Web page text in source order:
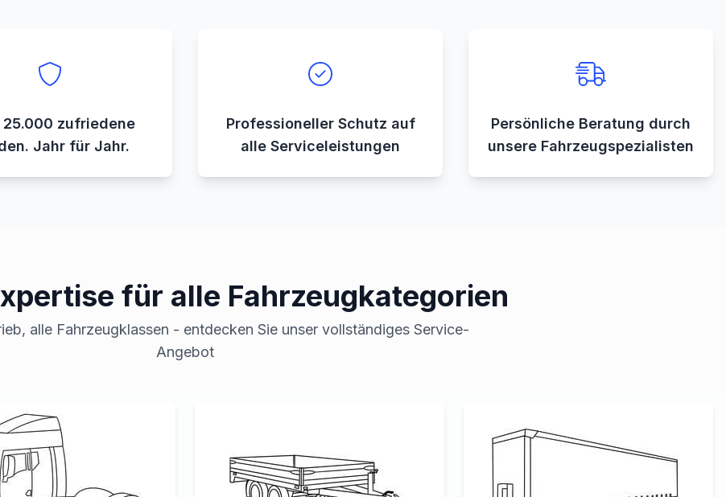
25.000 zufriedene
Jahr für Jahr.
Professioneller Schutz auf
alle Serviceleistungen
Persönliche Beratung durch
unsere Fahrzeugspezialisten
für alle Fahrzeugkategorien
alle Fahrzeugklassen - entdecken Sie unser vollständiges Service-
Angebot